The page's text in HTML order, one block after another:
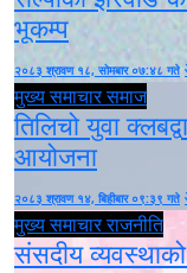
भूकम्प
२०८३ श्रावण १८, सोमबार ०७:४८ गते
मुख्य समाचारसमाज
तिलिचो युवा
आयोजना
२०८३ श्रावण १४, बिहीबार ०९:३९ गते
मुख्य समाचारराजनीति
संसदीय